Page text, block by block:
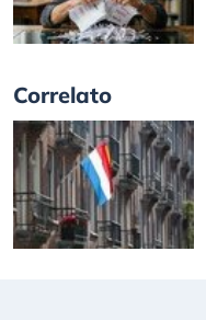
Correlato